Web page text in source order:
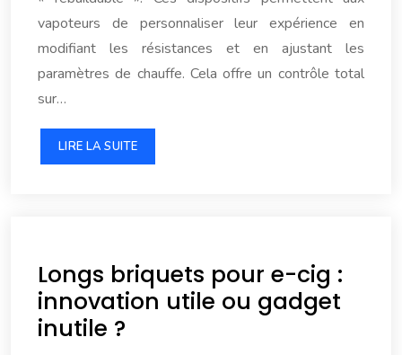
vapoteurs de personnaliser leur expérience en
modifiant les résistances et en ajustant les
paramètres de chauffe. Cela offre un contrôle total
sur…
LIRE LA SUITE
Longs briquets pour e-cig :
innovation utile ou gadget
inutile ?